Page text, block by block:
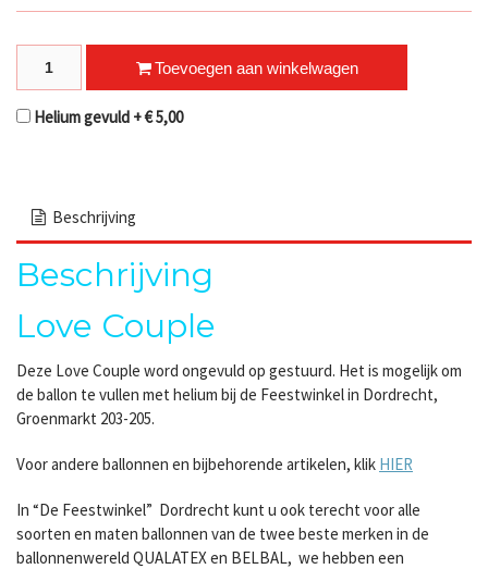
Love Couple quantityToevoegen aan winkelwagen
Helium gevuld +€5,00
Beschrijving
Beschrijving
Love Couple
Deze Love Couple word ongevuld op gestuurd. Het is mogelijk om
de ballon te vullen met helium bij de Feestwinkel in Dordrecht,
Groenmarkt 203-205.
Voor andere ballonnen en bijbehorende artikelen, klik HIER
In “De Feestwinkel” Dordrecht kunt u ook terecht voor alle
soorten en maten ballonnen van de twee beste merken in de
ballonnenwereld QUALATEX en BELBAL, we hebben een